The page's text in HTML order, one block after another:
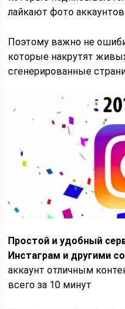
лайкают фото
Поэтому важно не
которые накрутят
сгенерированные
Простой и удобный
Инстаграм и другими
аккаунт отличным
всего за 10 минут